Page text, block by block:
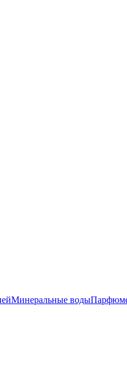
Минеральные воды